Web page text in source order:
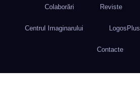
Colaborări Reviste
Centrul Imaginarului LogosPlus
Contacte